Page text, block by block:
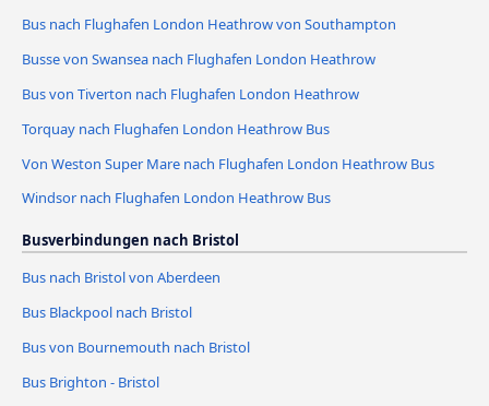
Bus nach Flughafen London Heathrow von Southampton
Busse von Swansea nach Flughafen London Heathrow
Bus von Tiverton nach Flughafen London Heathrow
Torquay nach Flughafen London Heathrow Bus
Von Weston Super Mare nach Flughafen London Heathrow Bus
Windsor nach Flughafen London Heathrow Bus
Busverbindungen nach Bristol
Bus nach Bristol von Aberdeen
Bus Blackpool nach Bristol
Bus von Bournemouth nach Bristol
Bus Brighton - Bristol